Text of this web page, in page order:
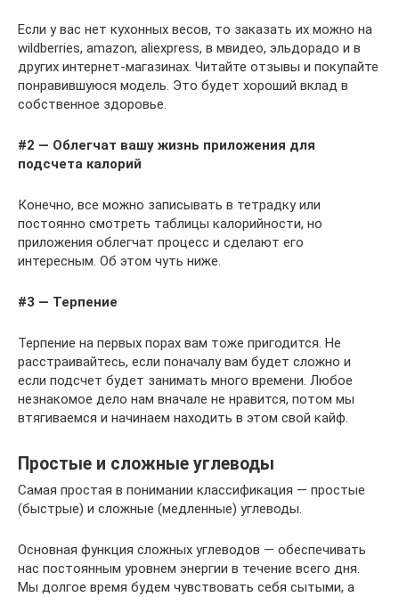
Если у вас нет кухонных весов, то заказать их можно на
wildberries, amazon, aliexpress, в мвидео, эльдорадо и в
других интернет-магазинах. Читайте отзывы и покупайте
понравившуюся модель. Это будет хороший вклад в
собственное здоровье.
#2 — Облегчат вашу жизнь приложения для
подсчета калорий
Конечно, все можно записывать в тетрадку или
постоянно смотреть таблицы калорийности, но
приложения облегчат процесс и сделают его
интересным. Об этом чуть ниже.
#3 — Терпение
Терпение на первых порах вам тоже пригодится. Не
расстраивайтесь, если поначалу вам будет сложно и
если подсчет будет занимать много времени. Любое
незнакомое дело нам вначале не нравится, потом мы
втягиваемся и начинаем находить в этом свой кайф.
Простые и сложные углеводы
Самая простая в понимании классификация — простые
(быстрые) и сложные (медленные) углеводы.
Основная функция сложных углеводов — обеспечивать
нас постоянным уровнем энергии в течение всего дня.
Мы долгое время будем чувствовать себя сытыми, а